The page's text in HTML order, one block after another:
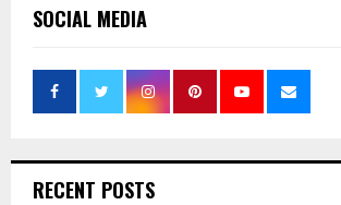
SOCIAL MEDIA
RECENT POSTS